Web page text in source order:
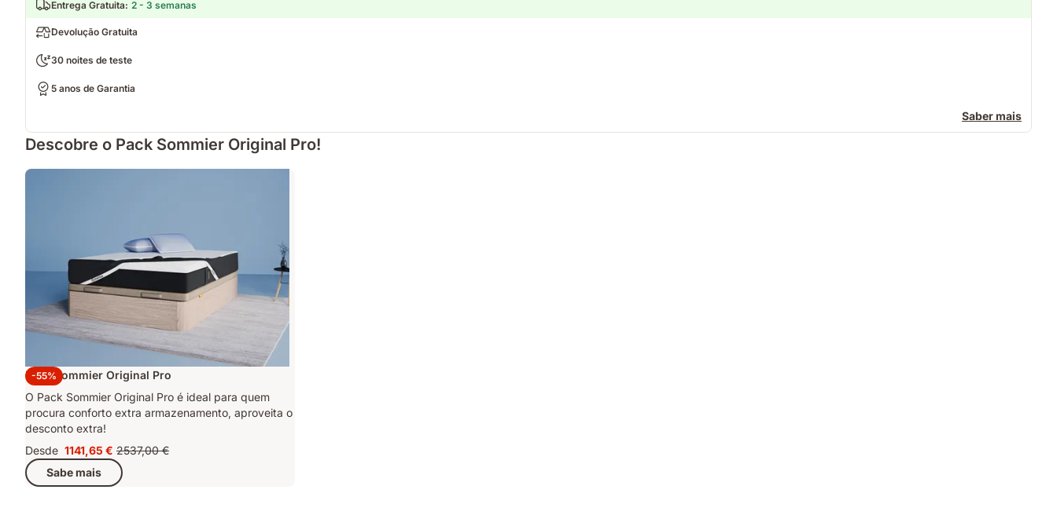
Entrega Gratuita: 2 - 3 semanas
Devolução Gratuita
30 noites de teste
5 anos de Garantia
Saber mais
Descobre o Pack Sommier Original Pro!
-55%
Pack Sommier Original Pro
O Pack Sommier Original Pro é ideal para quem
procura conforto extra armazenamento, aproveita o
desconto extra!
Desde Preço
1141,65 €
1141,65 € Preço
original
2537,00 €
2537,00 €
Sabe mais